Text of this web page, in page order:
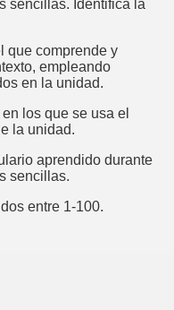
sencillas. Identifica la
que comprende y
empleando
en la unidad.
los que se usa el
la unidad.
aprendido durante
sencillas.
entre 1-100.